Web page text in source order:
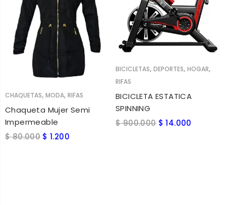
CHAQUETAS, MODA, RIFAS
Chaqueta Mujer Semi
Impermeable
$80.000 $ 1.200
BICICLETAS, DEPORTES, HOGAR,
RIFAS
BICICLETA ESTATICA
SPINNING
$900.000 $ 14.000